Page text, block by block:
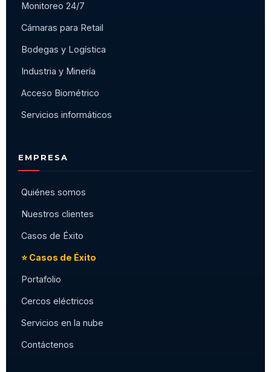
Monitoreo 24/7
Cámaras para Retail
Bodegas y Logística
Industria y Minería
Acceso Biométrico
Servicios informáticos
EMPRESA
Quiénes somos
Nuestros clientes
Casos de Éxito
⭐ Casos de Éxito
Portafolio
Cercos eléctricos
Servicios en la nube
Contáctenos